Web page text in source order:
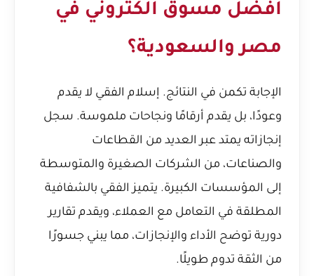
افضل مسوق الكتروني في
مصر والسعودية؟
الإجابة تكمن في النتائج. إسلام الفقي لا يقدم
وعودًا، بل يقدم أرقامًا ونجاحات ملموسة. سجل
إنجازاته يمتد عبر العديد من القطاعات
والصناعات، من الشركات الصغيرة والمتوسطة
إلى المؤسسات الكبيرة. يتميز الفقي بالشفافية
المطلقة في التعامل مع العملاء، ويقدم تقارير
دورية توضح الأداء والإنجازات، مما يبني جسورًا
من الثقة تدوم طويلًا.